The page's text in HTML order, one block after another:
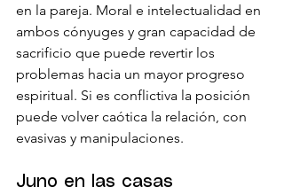
en la pareja. Moral e intelectualidad en
ambos cónyuges y gran capacidad de
sacrificio que puede revertir los
problemas hacia un mayor progreso
espiritual. Si es conflictiva la posición
puede volver caótica la relación, con
evasivas y manipulaciones.
Juno en las casas